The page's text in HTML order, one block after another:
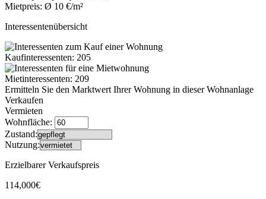
Mietpreis: Ø 10 €/m²
Interessentenübersicht
Kaufinteressenten: 205
Mietinteressenten: 209
Ermitteln Sie den Marktwert Ihrer Wohnung in dieser Wohnanlage
Verkaufen
Vermieten
Wohnfläche:
Zustand:
Nutzung:
Erzielbarer Verkaufspreis
114,000€